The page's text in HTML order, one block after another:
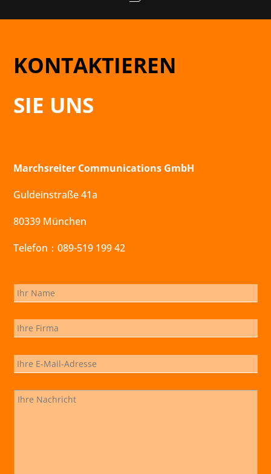
KONTAKTIEREN
SIE UNS
Marchsreiter Communications GmbH
Guldeinstraße 41a
80339 München
Telefon：089-519 199 42